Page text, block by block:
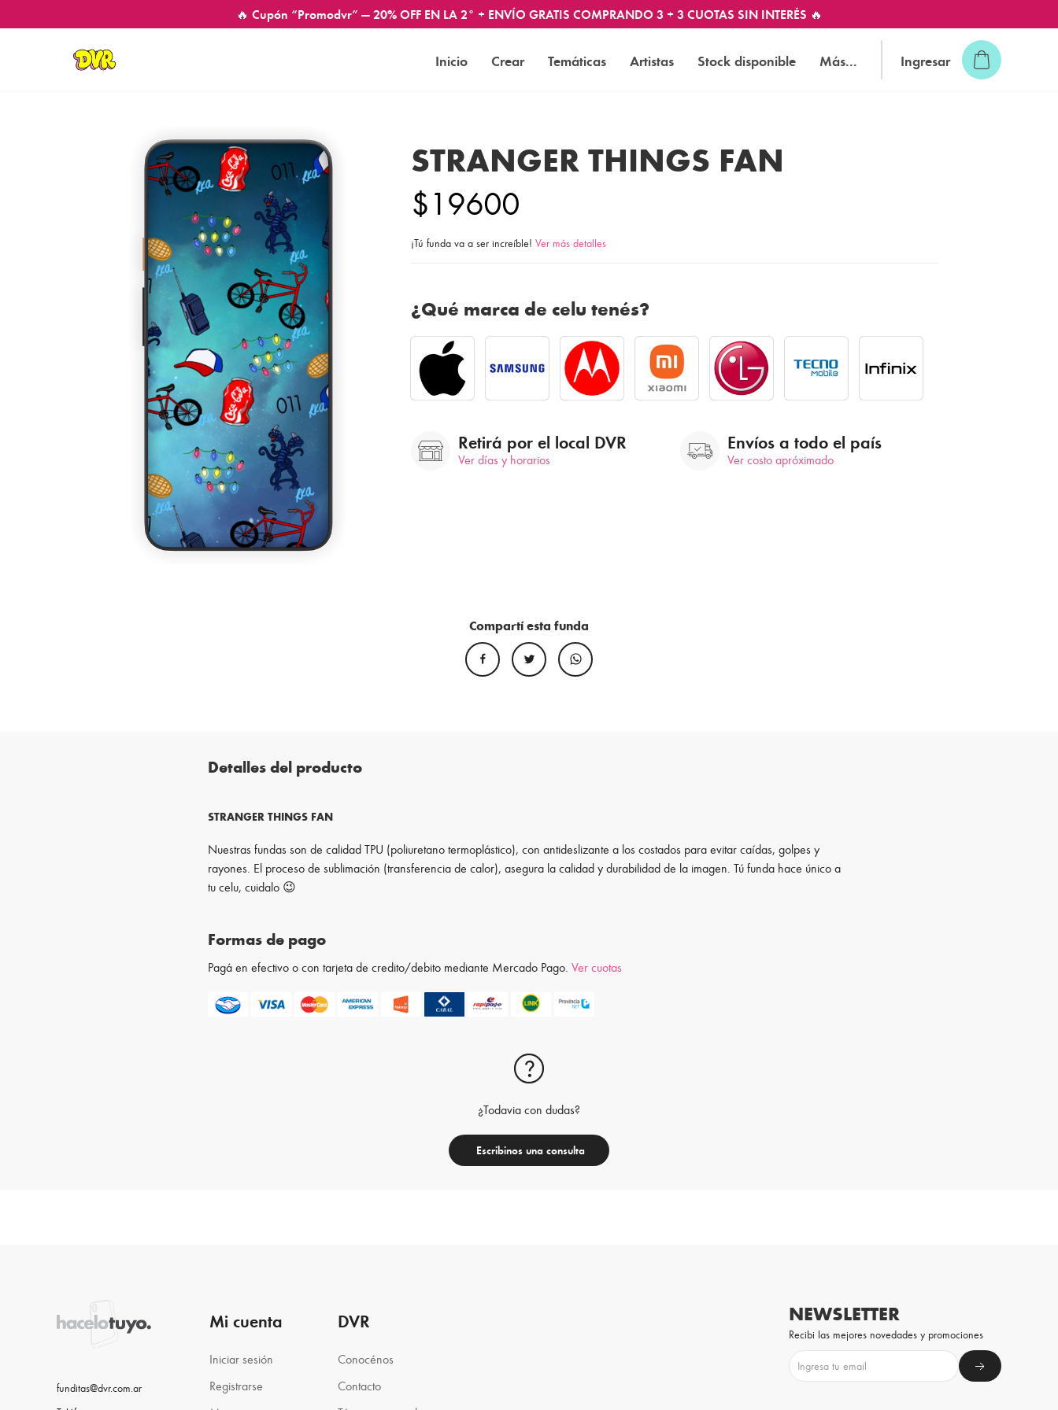
🔥 Cupón “Promodvr” — 20% OFF EN LA 2° + ENVÍO GRATIS COMPRANDO 3 + 3 CUOTAS SIN INTERÉS 🔥
Inicio Crear Temáticas Artistas Stock disponible Más... Ingresar
STRANGER THINGS FAN
$19600
¡Tú funda va a ser increíble! Ver más detalles
¿Qué marca de celu tenés?
Retirá por el local DVR
Ver días y horarios
Envíos a todo el país
Ver costo apróximado
Compartí esta funda
Detalles del producto
STRANGER THINGS FAN
Nuestras fundas son de calidad TPU (poliuretano termoplástico), con antideslizante a los costados para evitar caídas, golpes y
rayones. El proceso de sublimación (transferencia de calor), asegura la calidad y durabilidad de la imagen. Tú funda hace único a
tu celu, cuidalo 😉
Formas de pago
Pagá en efectivo o con tarjeta de credito/debito mediante Mercado Pago.Ver cuotas
¿Todavia con dudas?
Escribinos una consulta
funditas@dvr.com.ar
Mi cuenta
Iniciar sesión
Registrarse
DVR
Conocénos
Contacto
NEWSLETTER
Recibi las mejores novedades y promociones